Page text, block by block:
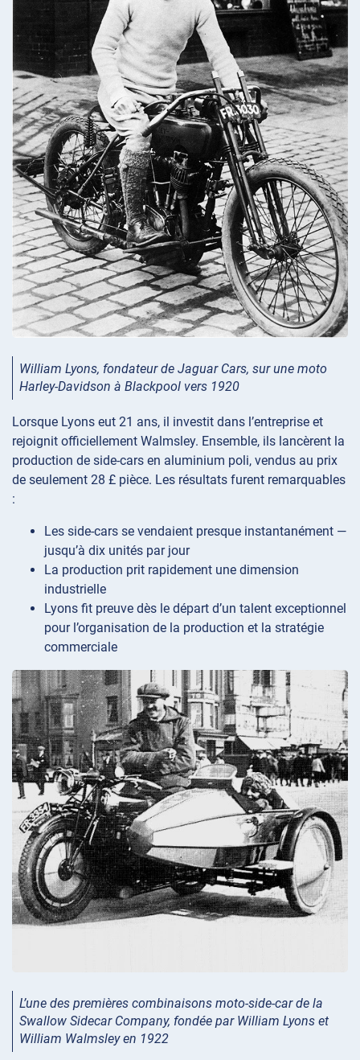
William Lyons, fondateur de Jaguar Cars, sur une moto
Harley-Davidson à Blackpool vers 1920
Lorsque Lyons eut 21 ans, il investit dans l’entreprise et
rejoignit officiellement Walmsley. Ensemble, ils lancèrent la
production de side-cars en aluminium poli, vendus au prix
de seulement 28 £ pièce. Les résultats furent remarquables
:
Les side-cars se vendaient presque instantanément —
jusqu’à dix unités par jour
La production prit rapidement une dimension
industrielle
Lyons fit preuve dès le départ d’un talent exceptionnel
pour l’organisation de la production et la stratégie
commerciale
L’une des premières combinaisons moto-side-car de la
Swallow Sidecar Company, fondée par William Lyons et
William Walmsley en 1922